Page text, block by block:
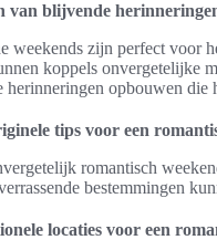
van blijvende
weekends zijn perfect voor
koppels onvergetelijke
herinneringen opbouwen die
tips voor een
romantisch
bestemmingen
locaties voor een